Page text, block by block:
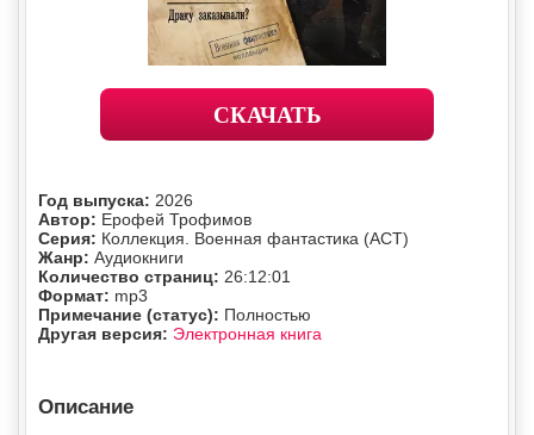
СКАЧАТЬ
Год выпуска: 2026
Автор: Ерофей Трофимов
Серия: Коллекция. Военная фантастика (АСТ)
Жанр: Аудиокниги
Количество страниц: 26:12:01
Формат: mp3
Примечание (статус): Полностью
Другая версия: Электронная книга
Описание